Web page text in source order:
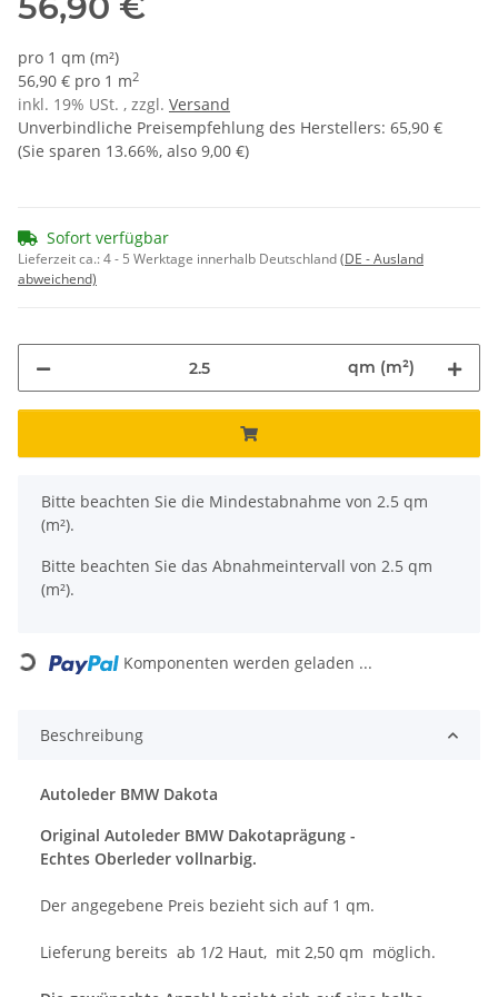
pro 1 qm (m²)
56,90 € pro 1 m2
inkl. 19% USt. , zzgl. Versand
Unverbindliche Preisempfehlung des Herstellers: 65,90 €
(Sie sparen 13.66%, also 9,00 €)
Sofort verfügbar
Lieferzeit ca.:4 - 5 Werktage innerhalb Deutschland(DE - Ausland
abweichend)
qm (m²)
x
Bitte beachten Sie die Mindestabnahme von 2.5 qm
(m²).
Bitte beachten Sie das Abnahmeintervall von 2.5 qm
(m²).
Loading... Komponenten werden geladen ...
Beschreibung
Autoleder BMW Dakota
Original Autoleder BMW Dakotaprägung -
Echtes Oberleder vollnarbig.
Der angegebene Preis bezieht sich auf 1 qm.
Lieferung bereits ab 1/2 Haut, mit 2,50 qm möglich.